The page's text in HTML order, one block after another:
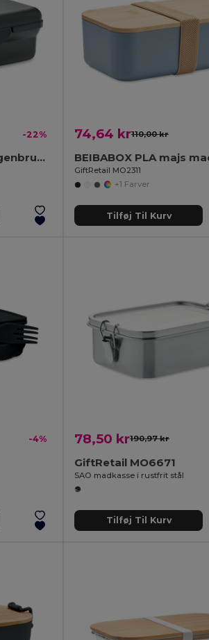
-22%
CARMANY Madkasse i genbrugs-PP 800 ml
74,64 kr110,00 kr
GiftRetail MO2311
+1 Farver
Tilføj Til Kurv
-4% 78,50 kr190,97 kr
GiftRetail MO6671
SAO madkasse i rustfrit stål
Tilføj Til Kurv